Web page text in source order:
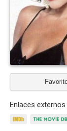
Enlaces externos